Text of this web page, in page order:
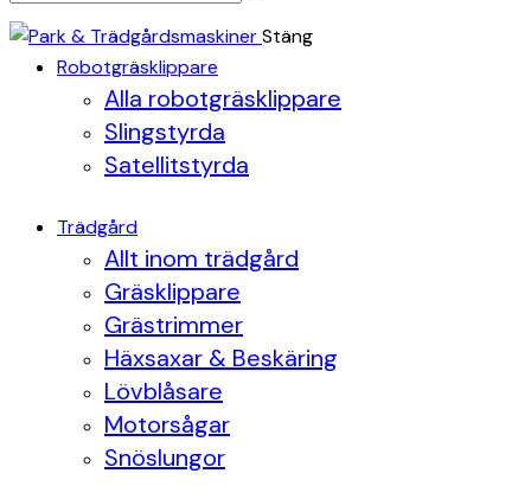
Stäng
Robotgräsklippare
Alla robotgräsklippare
Slingstyrda
Satellitstyrda
Trädgård
Allt inom trädgård
Gräsklippare
Grästrimmer
Häxsaxar & Beskäring
Lövblåsare
Motorsågar
Snöslungor